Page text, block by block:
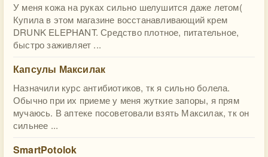
У меня кожа на руках сильно шелушится даже летом(
Купила в этом магазине восстанавливающий крем
DRUNK ELEPHANT. Средство плотное, питательное,
быстро заживляет ...
Капсулы Максилак
Назначили курс антибиотиков, тк я сильно болела.
Обычно при их приеме у меня жуткие запоры, я прям
мучаюсь. В аптеке посоветовали взять Максилак, тк он
сильнее ...
SmartPotolok